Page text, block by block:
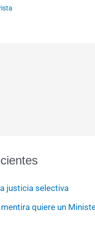
justicia selectiva
quiere un